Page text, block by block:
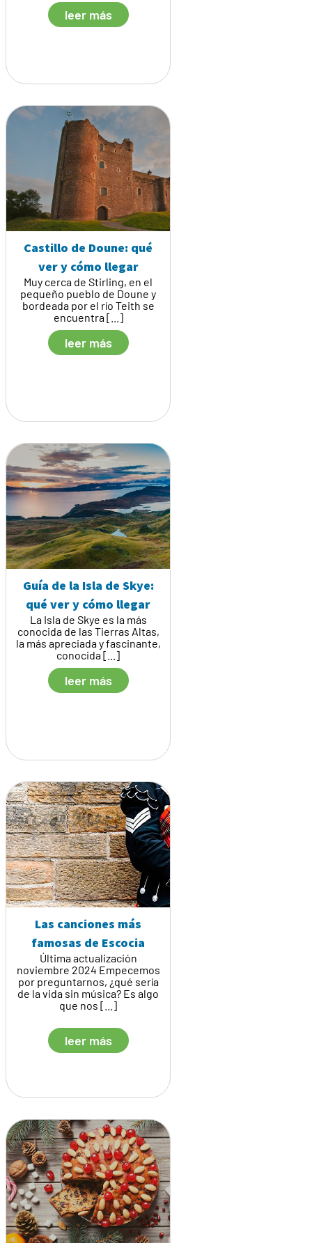
leer más
Castillo de Doune: qué
ver y cómo llegar
Muy cerca de Stirling, en el
pequeño pueblo de Doune y
bordeada por el río Teith se
encuentra [...]
leer más
Guía de la Isla de Skye:
qué ver y cómo llegar
La Isla de Skye es la más
conocida de las Tierras Altas,
la más apreciada y fascinante,
conocida [...]
leer más
Las canciones más
famosas de Escocia
Última actualización
noviembre 2024 Empecemos
por preguntarnos, ¿qué sería
de la vida sin música? Es algo
que nos [...]
leer más